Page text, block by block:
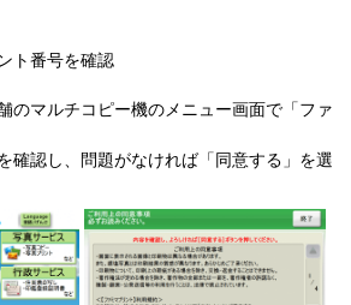
ト番号を確認
のマルチコピー機のメニュー画面で「ファ
確認し、問題がなければ「同意する」を選